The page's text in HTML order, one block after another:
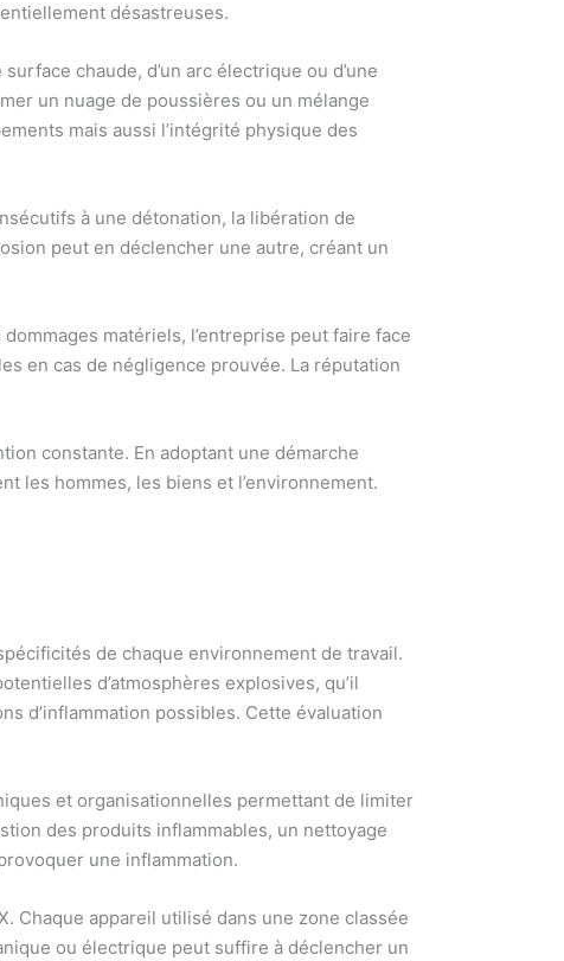
désastreuses.
chaude, d’un arc électrique ou d’une
un nuage de poussières ou un mélange
mais aussi l’intégrité physique des
à une détonation, la libération de
peut en déclencher une autre, créant un
matériels, l’entreprise peut faire face
en cas de négligence prouvée. La réputation
constante. En adoptant une démarche
les hommes, les biens et l’environnement.
de chaque environnement de travail.
d’atmosphères explosives, qu’il
d’inflammation possibles. Cette évaluation
et organisationnelles permettant de limiter
des produits inflammables, un nettoyage
une inflammation.
Chaque appareil utilisé dans une zone classée
ou électrique peut suffire à déclencher un